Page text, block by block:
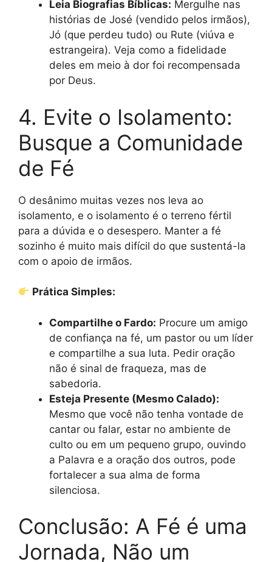
Leia Biografias Bíblicas: Mergulhe nas
histórias de José (vendido pelos irmãos),
Jó (que perdeu tudo) ou Rute (viúva e
estrangeira). Veja como a fidelidade
deles em meio à dor foi recompensada
por Deus.
4. Evite o Isolamento:
Busque a Comunidade
de Fé
O desânimo muitas vezes nos leva ao
isolamento, e o isolamento é o terreno fértil
para a dúvida e o desespero. Manter a fé
sozinho é muito mais difícil do que sustentá-la
com o apoio de irmãos.
Prática Simples:
Compartilhe o Fardo: Procure um amigo
de confiança na fé, um pastor ou um líder
e compartilhe a sua luta. Pedir oração
não é sinal de fraqueza, mas de
sabedoria.
Esteja Presente (Mesmo Calado):
Mesmo que você não tenha vontade de
cantar ou falar, estar no ambiente de
culto ou em um pequeno grupo, ouvindo
a Palavra e a oração dos outros, pode
fortalecer a sua alma de forma
silenciosa.
Conclusão: A Fé é uma
Jornada, Não um